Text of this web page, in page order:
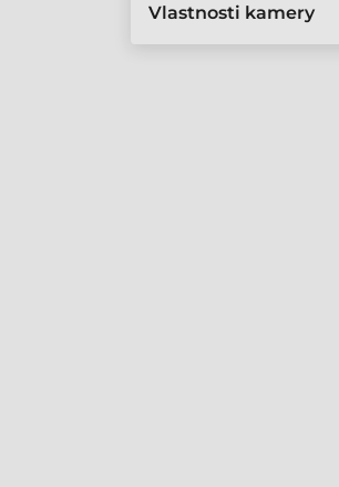
Vlastnosti kamery